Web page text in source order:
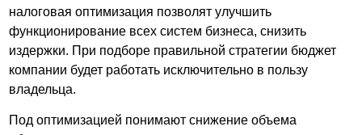
налоговая оптимизация позволят улучшить
функционирование всех систем бизнеса, снизить
издержки. При подборе правильной стратегии бюджет
компании будет работать исключительно в пользу
владельца.
Под оптимизацией понимают снижение объема